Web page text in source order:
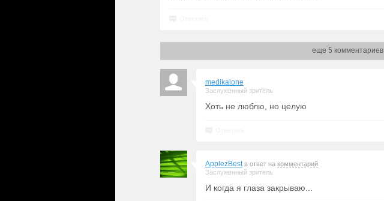
еще 5 комментариев
medikalone
Заслуженный зритель
Хоть не люблю, но целую
ApplezBest в ответ на комментарий
Заслуженный зритель
И когда я глаза закрываю...